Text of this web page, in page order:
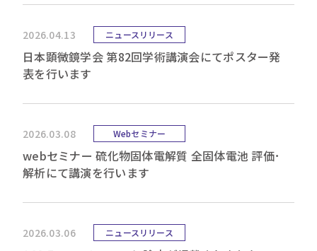
2026.04.13 ニュースリリース
日本顕微鏡学会 第82回学術講演会にてポスター発
表を行います
2026.03.08 Webセミナー
webセミナー 硫化物固体電解質 全固体電池 評価･
解析にて講演を行います
2026.03.06 ニュースリリース